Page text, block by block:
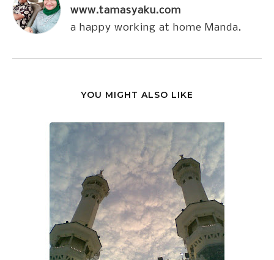
www.tamasyaku.com
a happy working at home Manda.
YOU MIGHT ALSO LIKE